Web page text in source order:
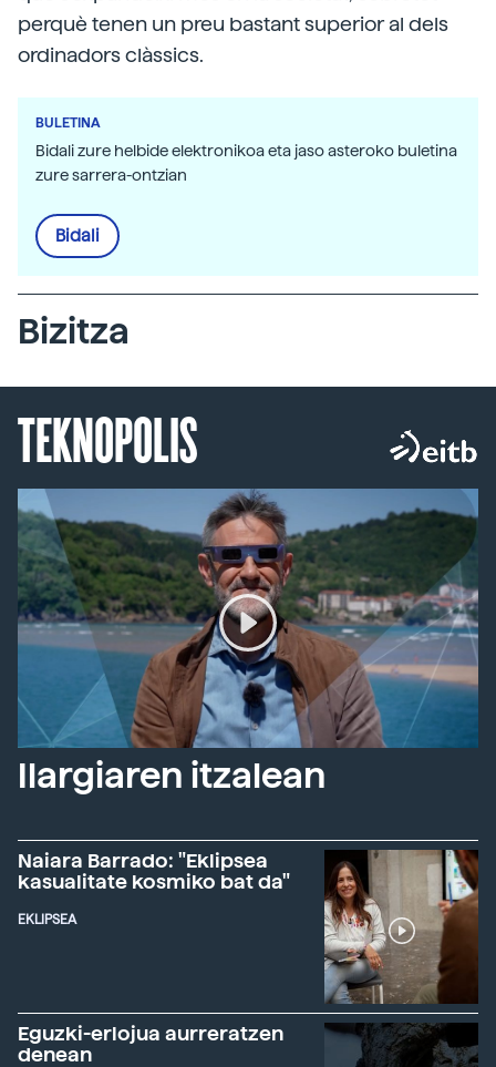
perquè tenen un preu bastant superior al dels
ordinadors clàssics.
BULETINA
Bidali zure helbide elektronikoa eta jaso asteroko buletina
zure sarrera-ontzian
Bidali
Bizitza
TEKNOPOLIS
Ilargiaren itzalean
Naiara Barrado: "Eklipsea
kasualitate kosmiko bat da"
EKLIPSEA
Eguzki-erlojua aurreratzen
denean